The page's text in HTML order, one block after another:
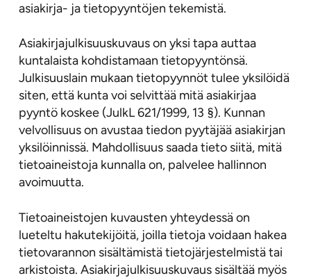
asiakirja- ja tietopyyntöjen tekemistä.
Asiakirjajulkisuuskuvaus on yksi tapa auttaa
kuntalaista kohdistamaan tietopyyntönsä.
Julkisuuslain mukaan tietopyynnöt tulee yksilöidä
siten, että kunta voi selvittää mitä asiakirjaa
pyyntö koskee (JulkL 621/1999, 13 §). Kunnan
velvollisuus on avustaa tiedon pyytäjää asiakirjan
yksilöinnissä. Mahdollisuus saada tieto siitä, mitä
tietoaineistoja kunnalla on, palvelee hallinnon
avoimuutta.
Tietoaineistojen kuvausten yhteydessä on
lueteltu hakutekijöitä, joilla tietoja voidaan hakea
tietovarannon sisältämistä tietojärjestelmistä tai
arkistoista. Asiakirjajulkisuuskuvaus sisältää myös